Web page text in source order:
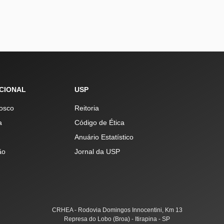
USP
Reitoria
Código de Ética
Anuário Estatístico
Jornal da USP
CRHEA - Rodovia Domingos Innocentini, Km 13
Represa do Lobo (Broa) - Itirapina - SP